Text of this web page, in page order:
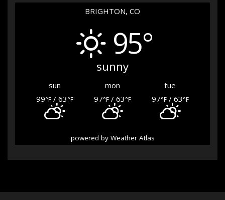
BRIGHTON, CO
95°
sunny
sun mon
tue
99°F / 63°F 97°F/ 63°F 97°F/ 63°F
powered by Weather Atlas